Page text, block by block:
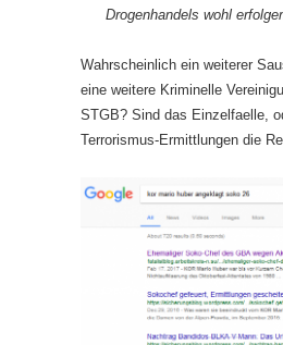
Drogenhandels wohl
Wahrscheinlich ein weiterer
eine weitere Kriminelle
STGB? Sind das Einzelfaelle,
Terrorismus-Ermittlungen die